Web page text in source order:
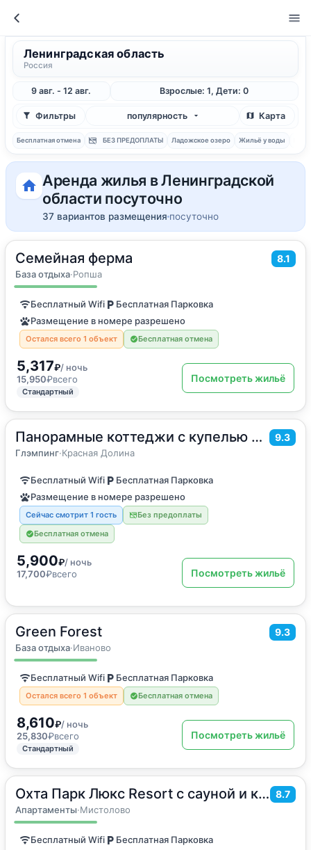
Ленинградская область
Россия
9 авг. - 12 авг. Взрослые: 1, Дети: 0
Фильтры популярность Карта
Бесплатная отмена БЕЗ ПРЕДОПЛАТЫ Ладожское озеро Жильё у воды
Аренда жилья в Ленинградской
области посуточно
37 вариантов размещения посуточно
Семейная ферма 8.1
База отдыха·Ропша
54м 2·до 5 гостей
Двухэтажный номер
Бесплатный Wifi
Бесплатная Парковка
Размещение в номере разрешено
Остался всего 1 объект Бесплатная отмена
5,317₽/ ночь
15,950₽всего
Стандартный
Посмотреть жильё
Панорамные коттеджи с купелью Долина Парк 9.3
Глэмпинг·Красная Долина
28 м2·2 гостя
Двухместный номер с 1 кроватью
Бесплатный Wifi
Бесплатная Парковка
Размещение в номере разрешено
Сейчас смотрит 1 гость
Без предоплаты
Бесплатная отмена
5,900₽/ ночь
17,700₽всего Посмотреть жильё
Green Forest 9.3
База отдыха·Иваново
28м2 ·4 гостя
Дом для отпуска
Бесплатный Wifi Бесплатная Парковка
Остался всего 1 объект Бесплатная отмена
8,610₽/ ночь
25,830₽всего
Стандартный
Посмотреть жильё
Охта Парк Люкс Resort с сауной и камином 8.7
Апартаменты·Мистолово
49м2
4 гостя
Бесплатный Wifi
Бесплатная Парковка